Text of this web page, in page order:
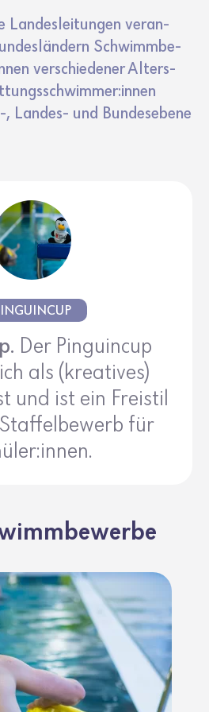
Landes­lei­tungen veran­
Schwimm­be­
verschie­dener Alters­
Landes- und Bundes­ebene
Der Pinguincup
als (kreatives)
und ist ein Freistil
für